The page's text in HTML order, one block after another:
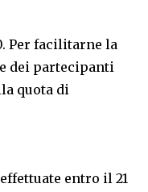
Per facilitarne la
dei partecipanti
quota di
entro il 21